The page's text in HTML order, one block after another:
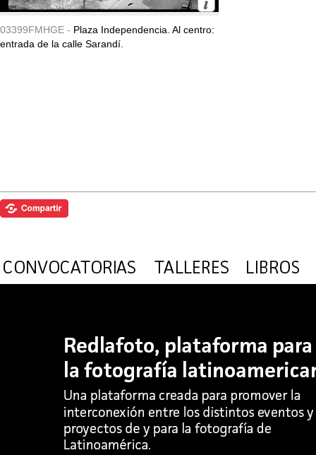
03399FMHGE - Plaza Independencia. Al centro:
entrada de la calle Sarandí.